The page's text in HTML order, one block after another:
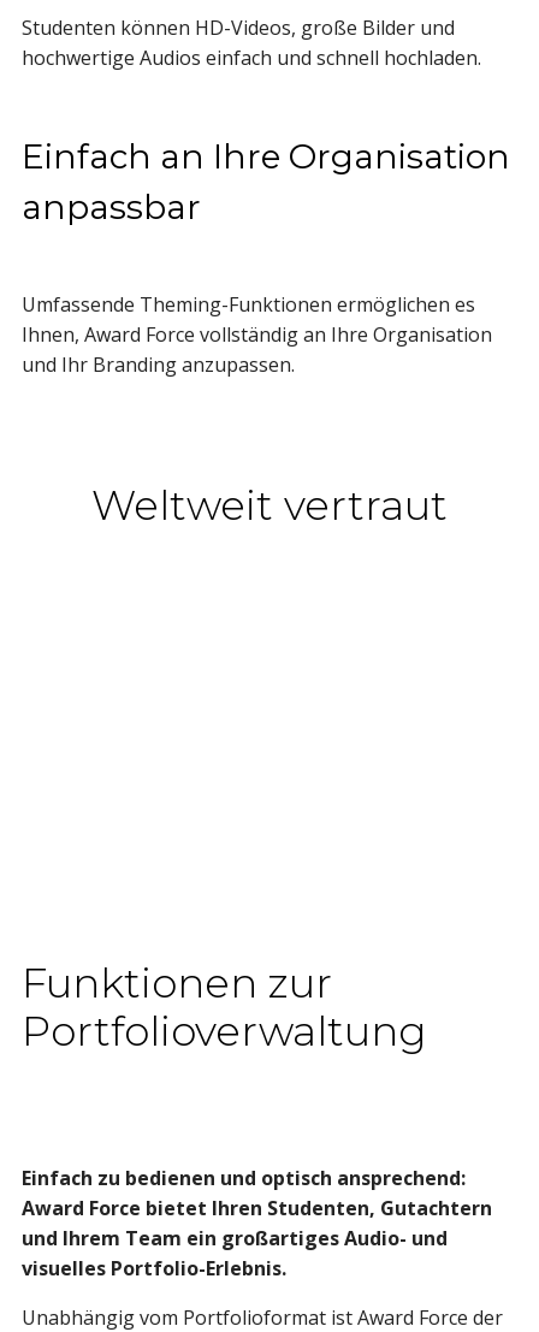
Studenten können HD-Videos, große Bilder und
hochwertige Audios einfach und schnell hochladen.
Einfach an Ihre Organisation
anpassbar
Umfassende Theming-Funktionen ermöglichen es
Ihnen, Award Force vollständig an Ihre Organisation
und Ihr Branding anzupassen.
Weltweit vertraut
Funktionen zur
Portfolioverwaltung
Einfach zu bedienen und optisch ansprechend:
Award Force bietet Ihren Studenten, Gutachtern
und Ihrem Team ein großartiges Audio- und
visuelles Portfolio-Erlebnis.
Unabhängig vom Portfolioformat ist Award Force der